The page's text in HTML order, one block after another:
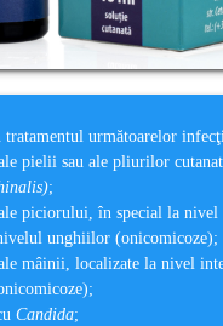
tratamentul următoarelor
pielii sau ale pliurilor
;
piciorului, în special la
unghiilor (onicomicoze);
mâinii, localizate la nivel
Candida;